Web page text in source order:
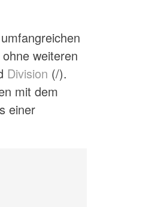
weiteren
Division (/).
mit dem
einer